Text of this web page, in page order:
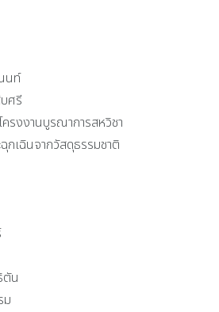
นท์
ศรี
รงงานบูรณาการสหวิชา
กเฉินจากวัสดุธรรมชาติ
ตัน
ม